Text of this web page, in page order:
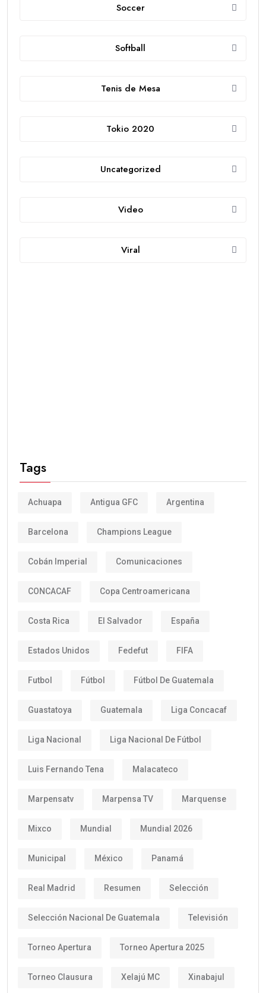
Soccer
Softball
Tenis de Mesa
Tokio 2020
Uncategorized
Video
Viral
Tags
Achuapa Antigua GFC Argentina
Barcelona Champions League
Cobán Imperial Comunicaciones
CONCACAF Copa Centroamericana
Costa Rica El Salvador España
Estados Unidos Fedefut FIFA
Futbol Fútbol Fútbol De Guatemala
Guastatoya Guatemala Liga Concacaf
Liga Nacional Liga Nacional De Fútbol
Luis Fernando Tena Malacateco
Marpensatv Marpensa TV Marquense
Mixco Mundial Mundial 2026
Municipal México Panamá
Real Madrid Resumen Selección
Selección Nacional De Guatemala Televisión
Torneo Apertura Torneo Apertura 2025
Torneo Clausura Xelajú MC Xinabajul